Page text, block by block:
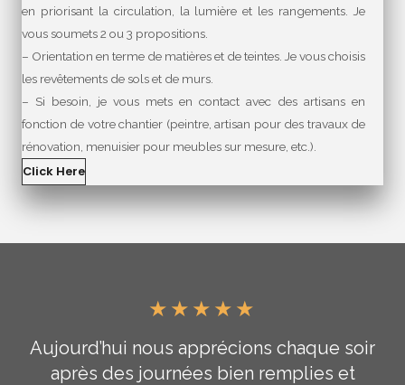
en priorisant la circulation, la lumière et les rangements. Je
vous soumets 2 ou 3 propositions.
– Orientation en terme de matières et de teintes. Je vous choisis
les revêtements de sols et de murs.
– Si besoin, je vous mets en contact avec des artisans en
fonction de votre chantier (peintre, artisan pour des travaux de
rénovation, menuisier pour meubles sur mesure, etc.).
Click Here
★ ★ ★ ★ ★
Aujourd’hui nous apprécions chaque soir
après des journées bien remplies et